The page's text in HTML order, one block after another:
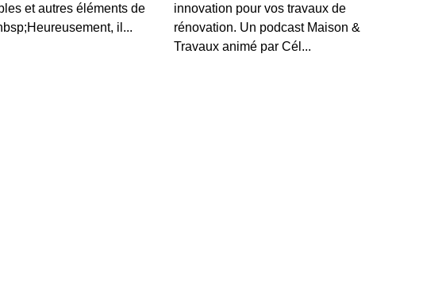
et autres éléments de
il...
innovation pour vos travaux de
rénovation. Un podcast Maison &
Travaux animé par Cél...